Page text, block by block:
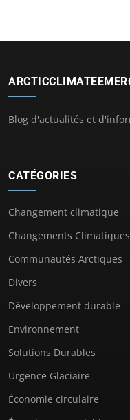
Blog d'actualités et
CATÉGORIES
Changement climatique
Changements Climatiques
Communautés Arctiques
Divers
Développement durable
Environnement
Solutions Durables
Urgence Glaciaire
Économie circulaire